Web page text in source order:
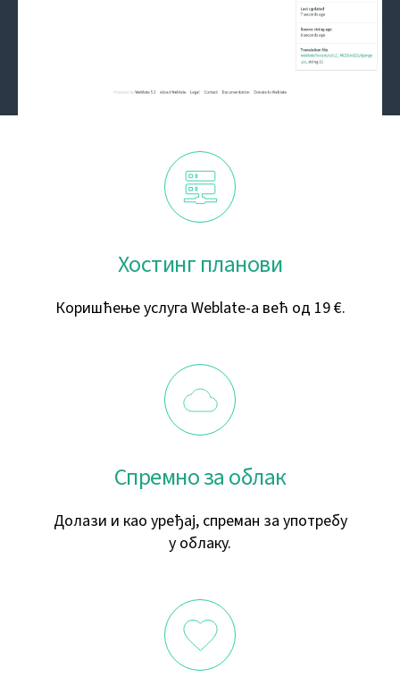
Хостинг планови
Коришћење услуга Weblate-а већ од 19 €.
Спремно за облак
Долази и као уређај, спреман за употребу
у облаку.